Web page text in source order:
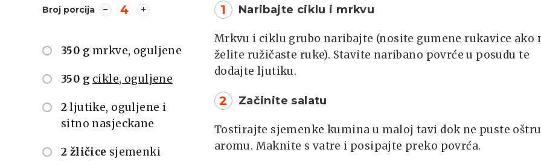
Broj porcija 4
350 g mrkve, oguljene
350 g cikle, oguljene
2 ljutike, oguljene i
sitno nasjeckane
2 žličice sjemenki
1 Naribajte ciklu i mrkvu
Mrkvu i ciklu grubo naribajte (nosite gumene rukavice ako
želite ružičaste ruke). Stavite naribano povrće u posudu te
dodajte ljutiku.
2 Začinite salatu
Tostirajte sjemenke kumina u maloj tavi dok ne puste oštru
aromu. Maknite s vatre i posipajte preko povrća.